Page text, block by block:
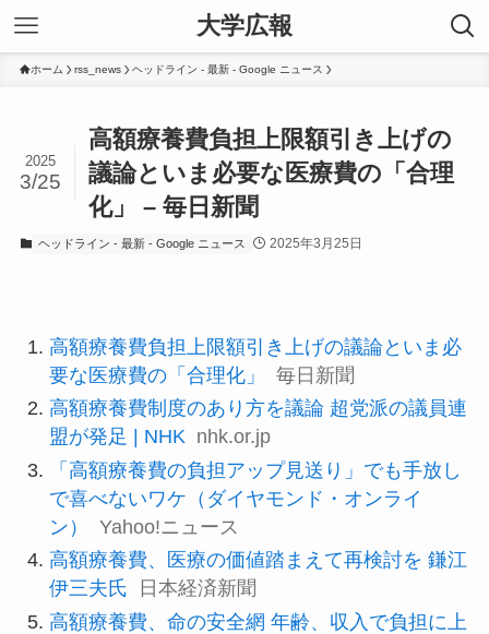
大学広報
ホーム rss_news ヘッドライン - 最新 - Google ニュース
高額療養費負担上限額引き上げの
議論といま必要な医療費の「合理
化」 – 毎日新聞
2025
3/25
ヘッドライン - 最新 - Google ニュース 2025年3月25日
高額療養費負担上限額引き上げの議論といま必
要な医療費の「合理化」
毎日新聞
高額療養費制度のあり方を議論 超党派の議員連
盟が発足 | NHK nhk.or.jp
「高額療養費の負担アップ見送り」でも手放し
で喜べないワケ（ダイヤモンド・オンライ
ン）
Yahoo!ニュース
高額療養費、医療の価値踏まえて再検討を 鎌江
伊三夫氏
日本経済新聞
高額療養費、命の安全網 年齢、収入で負担に上